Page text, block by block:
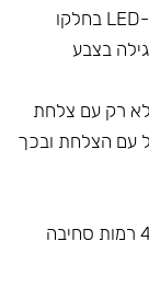
הכי מיוחד – מגיעה עם תאורה מובנית! נורות ה-LED בחלקו
בצבע
לא רק עם צלחת
עם הצלחת ובכך
הנרגילה מגיעה עם המשתיק החדש המאפשר 4 רמות סחיבה